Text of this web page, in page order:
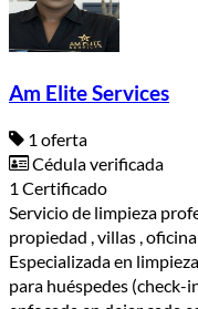
Am Elite Services
1 oferta
Cédula verificada
1 Certificado
Servicio de limpieza
propiedad , villas ,
Especializada en
para huéspedes (check-